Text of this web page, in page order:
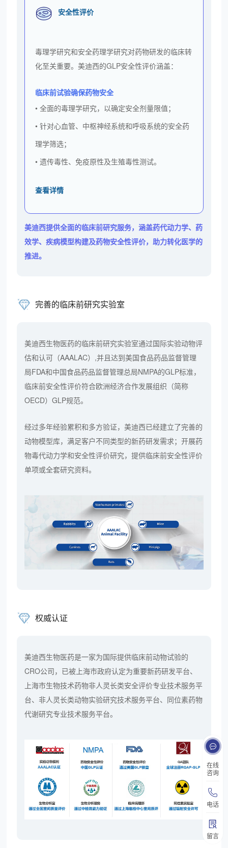
在线
咨询
电话
留言
安全性评价
毒理学研究和安全药理学研究对药物研发的临床转
化至关重要。美迪西的GLP安全性评价涵盖：
临床前试验确保药物安全
• 全面的毒理学研究，以确定安全剂量限值；
• 针对心血管、中枢神经系统和呼吸系统的安全药
理学筛选；
• 遗传毒性、免疫原性及生殖毒性测试。
查看详情
美迪西提供全面的临床前研究服务，涵盖药代动力学、药
效学、疾病模型构建及药物安全性评价，助力转化医学的
推进。
完善的临床前研究实验室
美迪西生物医药的临床前研究实验室通过国际实验动物评
估和认可（AAALAC）,并且达到美国食品药品监督管理
局FDA和中国食品药品监督管理总局NMPA的GLP标准，
临床前安全性评价符合欧洲经济合作发展组织（简称
OECD）GLP规范。
经过多年经验累积和多方验证，美迪西已经建立了完善的
动物模型库，满足客户不同类型的新药研发需求；开展药
物毒代动力学和安全性评价研究，提供临床前安全性评价
单项或全套研究资料。
权威认证
美迪西生物医药是一家为国际提供临床前动物试验的
CRO公司，已被上海市政府认定为重要新药研发平台、
上海市生物技术药物非人灵长类安全评价专业技术服务平
台、非人灵长类动物实验研究技术服务平台、同位素药物
代谢研究专业技术服务平台。